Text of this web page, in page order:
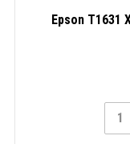
Epson T1631